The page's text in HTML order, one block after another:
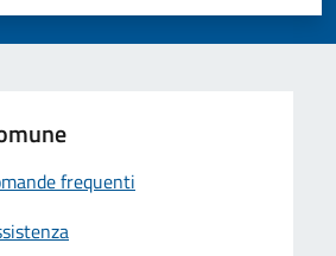
5 stelle su 5
su 5
su 5
5
frequenti